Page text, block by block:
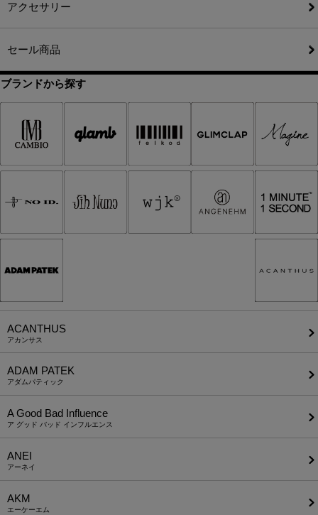
アクセサリー
セール商品
ブランドから探す
ACANTHUS
アカンサス
ADAM PATEK
アダムパティック
A Good Bad Influence
ア グッド バッド インフルエンス
ANEI
アーネイ
AKM
エーケーエム